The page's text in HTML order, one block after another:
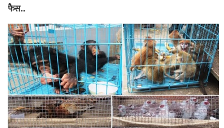
फैस...